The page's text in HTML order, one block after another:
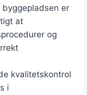
byggepladsen er
at
og
kvalitetskontrol
i